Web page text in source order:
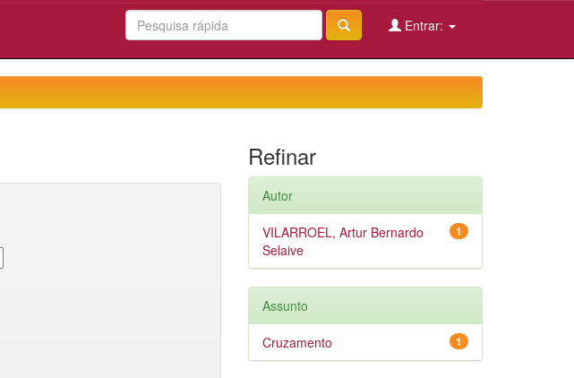
Entrar:
Refinar
Autor
1
VILARROEL, Artur Bernardo
Selaive
Assunto
1
Cruzamento